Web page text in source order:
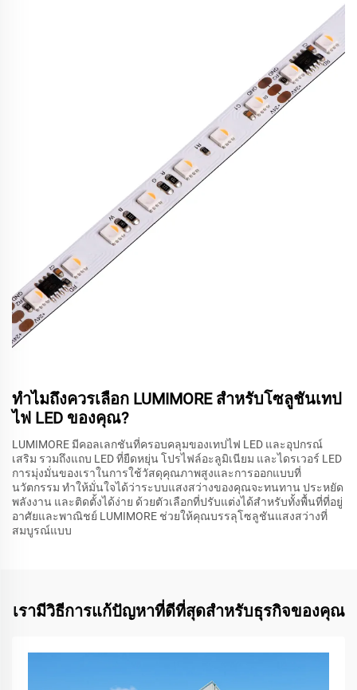
ทำไมถึงควรเลือก LUMIMORE สำหรับโซลูชันเทป
ไฟ LED ของคุณ?
LUMIMORE มีคอลเลกชันที่ครอบคลุมของเทปไฟ LED และอุปกรณ์
เสริม รวมถึงแถบ LED ที่ยืดหยุ่น โปรไฟล์อะลูมิเนียม และไดรเวอร์ LED
การมุ่งมั่นของเราในการใช้วัสดุคุณภาพสูงและการออกแบบที่
นวัตกรรม ทำให้มั่นใจได้ว่าระบบแสงสว่างของคุณจะทนทาน ประหยัด
พลังงาน และติดตั้งได้ง่าย ด้วยตัวเลือกที่ปรับแต่งได้สำหรับทั้งพื้นที่ที่อยู่
อาศัยและพาณิชย์ LUMIMORE ช่วยให้คุณบรรลุโซลูชันแสงสว่างที่
สมบูรณ์แบบ
เรามีวิธีการแก้ปัญหาที่ดีที่สุดสำหรับธุรกิจของคุณ